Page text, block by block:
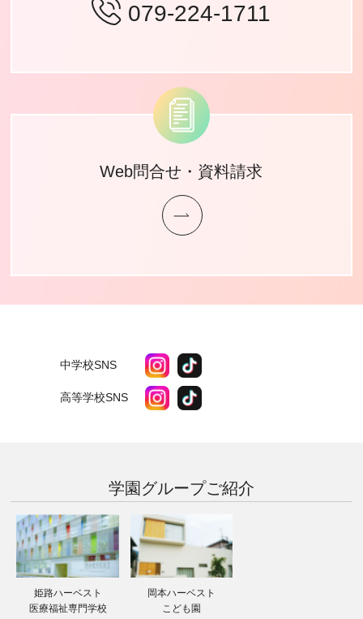
079-224-1711
Web問合せ・資料請求
中学校SNS
高等学校SNS
学園グループご紹介
姫路ハーベスト
医療福祉専門学校
岡本ハーベスト
こども園